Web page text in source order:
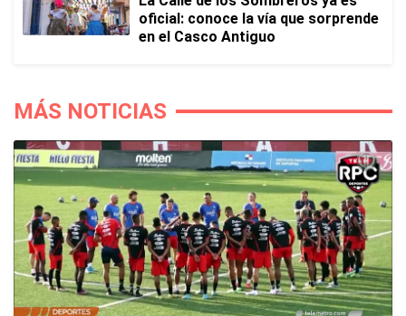
oficial: conoce la vía que sorprende
en el Casco Antiguo
MÁS NOTICIAS